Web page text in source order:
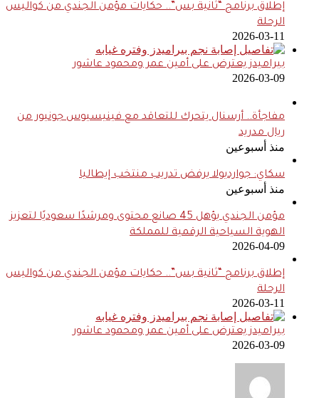
إطلاق برنامج “ثانية بس”.. حكايات مؤمن الجندي من كواليس
الرحلة
2026-03-11
بيراميدز يعترض على أمين عمر ومحمود عاشور
2026-03-09
مفاجأة.. أرسنال يتحرك للتعاقد مع فينيسيوس جونيور من
ريال مدريد
منذ أسبوعين
سكاي: جوارديولا يرفض تدريب منتخب إيطاليا
منذ أسبوعين
مؤمن الجندي يؤهل 45 صانع محتوى ومرشدًا سعوديًا لتعزيز
الهوية السياحية الرقمية للمملكة
2026-04-09
إطلاق برنامج “ثانية بس”.. حكايات مؤمن الجندي من كواليس
الرحلة
2026-03-11
بيراميدز يعترض على أمين عمر ومحمود عاشور
2026-03-09